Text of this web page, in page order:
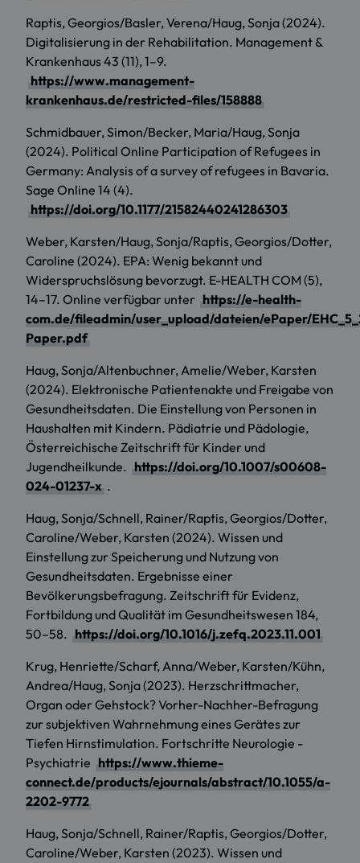
Raptis, Georgios/Basler, Verena/Haug, Sonja (2024).
Digitalisierung in der Rehabilitation. Management &
Krankenhaus 43 (11), 1–9.
https://www.management-
krankenhaus.de/restricted-files/158888
Schmidbauer, Simon/Becker, Maria/Haug, Sonja
(2024). Political Online Participation of Refugees in
Germany: Analysis of a survey of refugees in Bavaria.
Sage Online 14 (4).
https://doi.org/10.1177/21582440241286303
Weber, Karsten/Haug, Sonja/Raptis, Georgios/Dotter,
Caroline (2024). EPA: Wenig bekannt und
Widerspruchslösung bevorzugt. E-HEALTH COM (5),
14–17. Online verfügbar unter https://e-health-
com.de/fileadmin/user_upload/dateien/ePaper/
Paper.pdf
Haug, Sonja/Altenbuchner, Amelie/Weber, Karsten
(2024). Elektronische Patientenakte und Freigabe von
Gesundheitsdaten. Die Einstellung von Personen in
Haushalten mit Kindern. Pädiatrie und Pädologie,
Österreichische Zeitschrift für Kinder und
Jugendheilkunde. https://doi.org/10.1007/s00608-
024-01237-x .
Haug, Sonja/Schnell, Rainer/Raptis, Georgios/Dotter,
Caroline/Weber, Karsten (2024). Wissen und
Einstellung zur Speicherung und Nutzung von
Gesundheitsdaten. Ergebnisse einer
Bevölkerungsbefragung. Zeitschrift für Evidenz,
Fortbildung und Qualität im Gesundheitswesen 184,
50–58. https://doi.org/10.1016/j.zefq.2023.11.001
Krug, Henriette/Scharf, Anna/Weber, Karsten/Kühn,
Andrea/Haug, Sonja (2023). Herzschrittmacher,
Organ oder Gehstock? Vorher-Nachher-Befragung
zur subjektiven Wahrnehmung eines Gerätes zur
Tiefen Hirnstimulation. Fortschritte Neurologie -
Psychiatrie https://www.thieme-
connect.de/products/ejournals/abstract/10.1055/a-
2202-9772
Haug, Sonja/Schnell, Rainer/Raptis, Georgios/Dotter,
Caroline/Weber, Karsten (2023). Wissen und